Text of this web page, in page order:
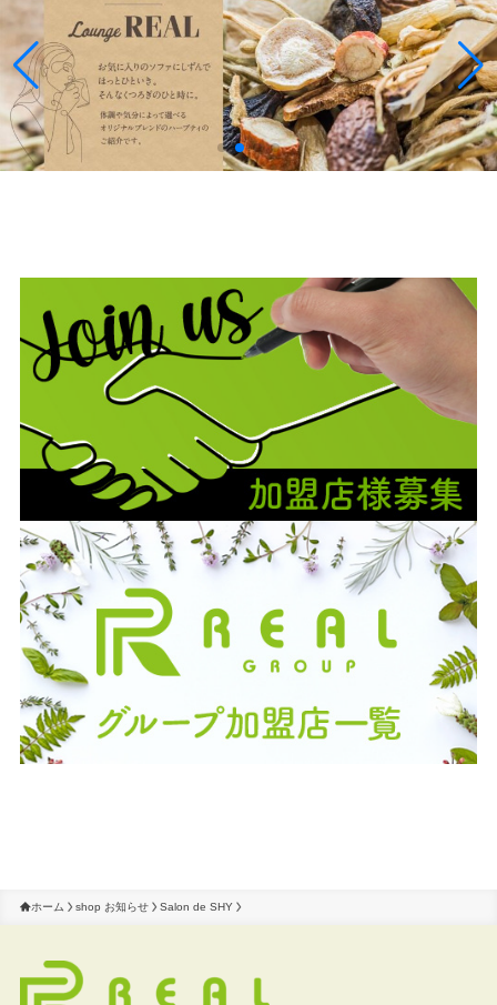
ホーム shop お知らせ Salon de SHY